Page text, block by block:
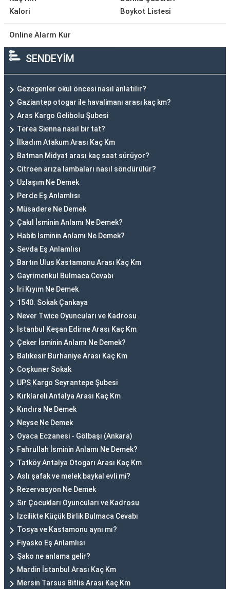
Kalori
Boykot Listesi
Online Alarm Kur
SENDEYİM
Gezegenler okul öncesi nasıl anlatılır?
Gaziantep otogar ile havalimanı arası kaç km?
Aras Kargo Gelibolu Şubesi
Terea Sienna nasıl bir tat?
İlkadım Atakum Arası Kaç Km
Batman Midyat arası kaç saat sürüyor?
Citroen arıza lambaları nasıl söndürülür?
Uzlaşım Ne Demek
Perde Eş Anlamlısı
Müsadere Ne Demek
Çakıl İsminin Anlamı Ne Demek?
Habib İsminin Anlamı Ne Demek?
Sevda Eş Anlamlısı
Bartın Ulus Kastamonu Arası Kaç Km
Gayrimenkul Bulmaca Cevabı
İri Kıyım Ne Demek
1540. Sokak Çankaya
Never Twice Oyuncuları ve Kadrosu
İstanbul Keşan Edirne Arası Kaç Km
Çeker İsminin Anlamı Ne Demek?
Balıkesir Burhaniye Arası Kaç Km
Coşkuner Sokak
UPS Kargo Seyrantepe Şubesi
Kırklareli Antalya Arası Kaç Km
Kındıra Ne Demek
Neyse Ne Demek
Oyaca Eczanesi - Gölbaşı (Ankara)
Fahrullah İsminin Anlamı Ne Demek?
Tatköy Antalya Otogarı Arası Kaç Km
Aslı şafak ve melek baykal evli mi?
Rezervasyon Ne Demek
Sır Çocukları Oyuncuları ve Kadrosu
İzcilikte Küçük Birlik Bulmaca Cevabı
Tosya ve Kastamonu aynı mı?
Fiyasko Eş Anlamlısı
Şako ne anlama gelir?
Mardin İstanbul Arası Kaç Km
Mersin Tarsus Bitlis Arası Kaç Km